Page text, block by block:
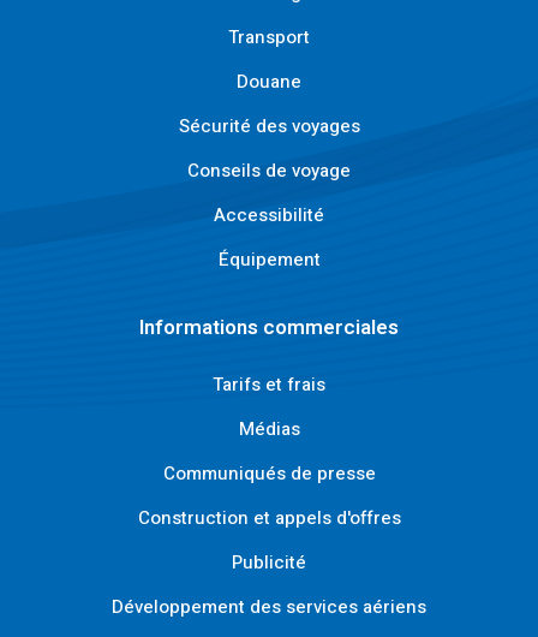
Transport
Douane
Sécurité des voyages
Conseils de voyage
Accessibilité
Équipement
Informations commerciales
Tarifs et frais
Médias
Communiqués de presse
Construction et appels d'offres
Publicité
Développement des services aériens